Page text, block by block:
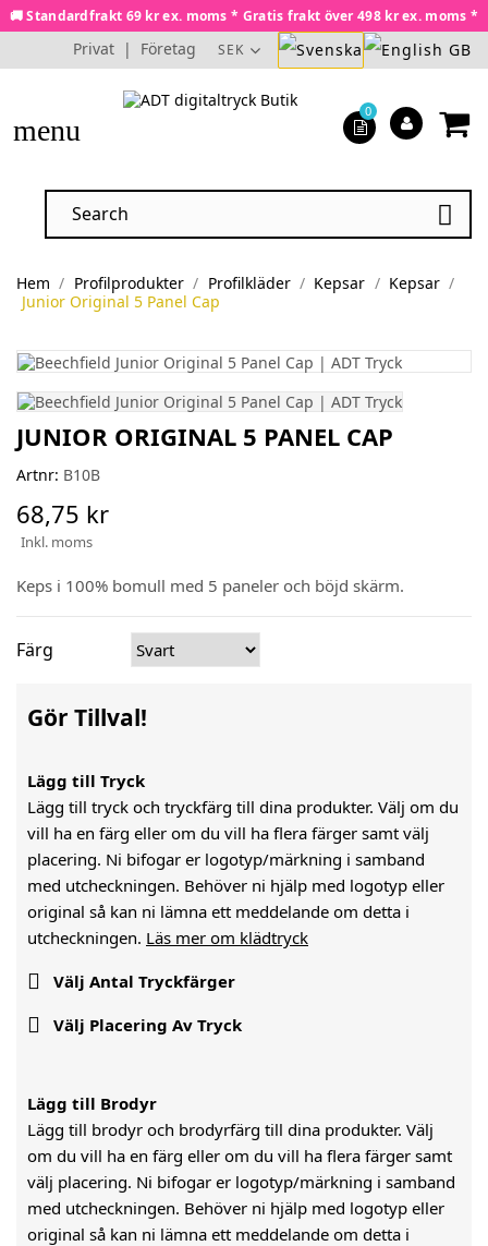
🚚 Standardfrakt 69 kr ex. moms * Gratis frakt över 498 kr ex. moms *
Privat | Företag SEK
menu

0
Hem Profilprodukter Profilkläder Kepsar
Kepsar
Junior Original 5 Panel Cap
JUNIOR ORIGINAL 5 PANEL CAP
Artnr: B10B
68,75 kr
Inkl. moms
Keps i 100% bomull med 5 paneler och böjd skärm.
Färg
Gör Tillval!
Lägg till Tryck
Lägg till tryck och tryckfärg till dina produkter. Välj om du
vill ha en färg eller om du vill ha flera färger samt välj
placering. Ni bifogar er logotyp/märkning i samband
med utcheckningen. Behöver ni hjälp med logotyp eller
original så kan ni lämna ett meddelande om detta i
utcheckningen. Läs mer om klädtryck
 Välj Antal Tryckfärger
 Välj Placering Av Tryck
Lägg till Brodyr
Lägg till brodyr och brodyrfärg till dina produkter. Välj
om du vill ha en färg eller om du vill ha flera färger samt
välj placering. Ni bifogar er logotyp/märkning i samband
med utcheckningen. Behöver ni hjälp med logotyp eller
original så kan ni lämna ett meddelande om detta i